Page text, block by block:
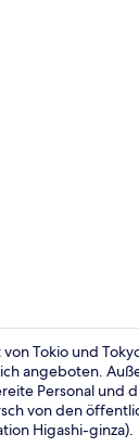
Tokio und
angeboten.
Personal und
von den
Higashi-ginza).